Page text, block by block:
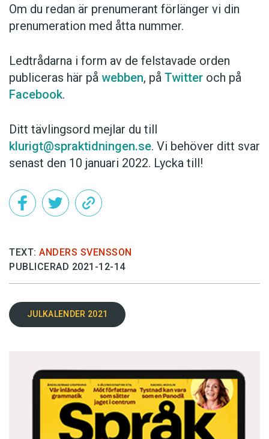
Om du redan är prenumerant förlänger vi din
prenumeration med åtta nummer.
Ledtrådarna i form av de felstavade orden
publiceras här på webben, på Twitter och på
Facebook.
Ditt tävlingsord mejlar du till
klurigt@spraktidningen.se. Vi behöver ditt svar
senast den 10 januari 2022. Lycka till!
TEXT: ANDERS SVENSSON
PUBLICERAD 2021-12-14
JULKALENDER 2021